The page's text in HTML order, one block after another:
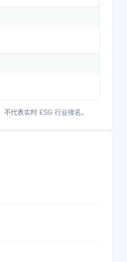
级水轮发电机组、700兆
炉、50兆瓦至1750兆瓦等
设备、直驱和双馈全系列
电站设备、氢能客货车及
设备、电力电子与控制系
、智能装备等。这些产品
代表实时 ESG 行业排名。